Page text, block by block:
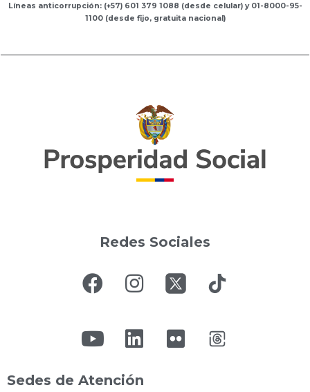
Líneas anticorrupción: (+57) 601 379 1088 (desde celular) y 01-8000-95-
1100 (desde fijo, gratuita nacional)
Redes Sociales
Sedes de Atención